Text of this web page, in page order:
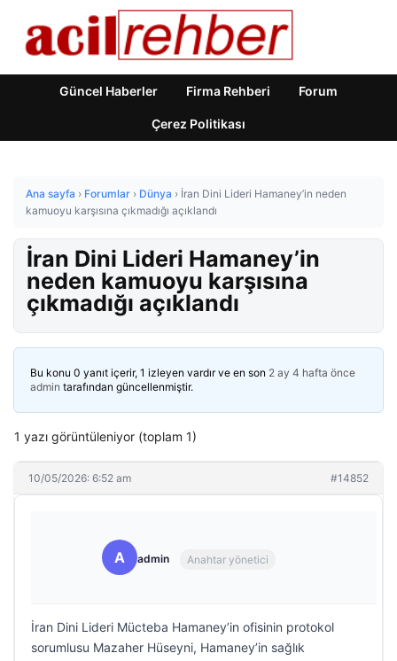
Güncel Haberler Firma Rehberi Forum
Çerez Politikası
Ana sayfa › Forumlar › Dünya › İran Dini Lideri Hamaney’in neden
kamuoyu karşısına çıkmadığı açıklandı
İran Dini Lideri Hamaney’in
neden kamuoyu karşısına
çıkmadığı açıklandı
Bu konu 0 yanıt içerir, 1 izleyen vardır ve en son 2 ay 4 hafta önce
admin tarafından güncellenmiştir.
1 yazı görüntüleniyor (toplam 1)
10/05/2026: 6:52 am #14852
A admin Anahtar yönetici
İran Dini Lideri Mücteba Hamaney’in ofisinin protokol
sorumlusu Mazaher Hüseyni, Hamaney’in sağlık